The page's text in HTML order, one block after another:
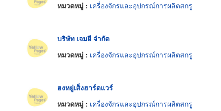
หมวดหมู่ : เครื่องจักรและอุปกรณ์การผลิตสกรู
บริษัท เจมยี จำกัด
หมวดหมู่ : เครื่องจักรและอุปกรณ์การผลิตสกรู
ฮงหยู่เส็งฮาร์ดแวร์
หมวดหมู่ : เครื่องจักรและอุปกรณ์การผลิตสกรู